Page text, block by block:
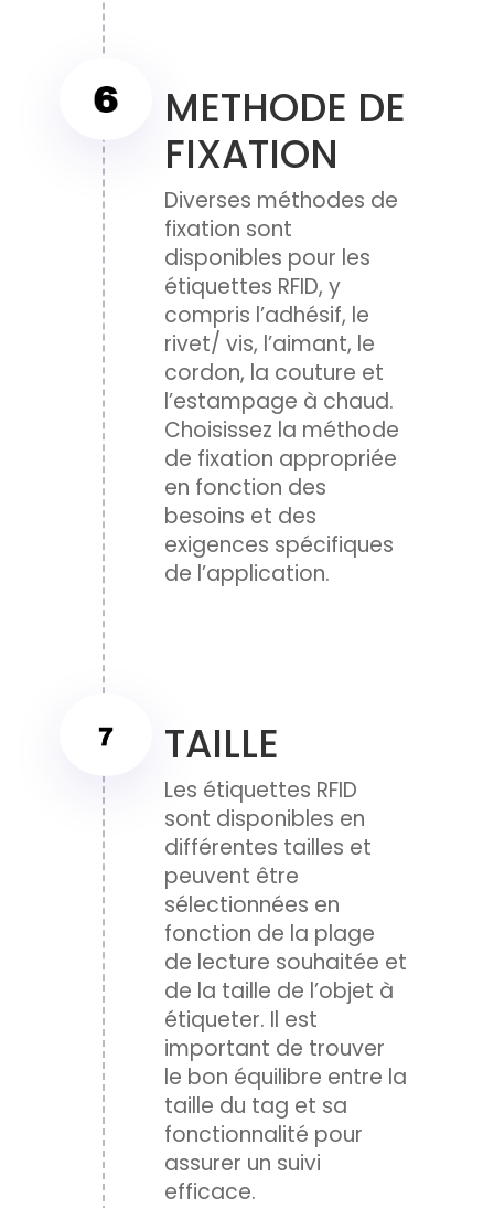
METHODE DE
FIXATION
Diverses méthodes de
fixation sont
disponibles pour les
étiquettes RFID, y
compris l’adhésif, le
rivet/ vis, l’aimant, le
cordon, la couture et
l’estampage à chaud.
Choisissez la méthode
de fixation appropriée
en fonction des
besoins et des
exigences spécifiques
de l’application.
TAILLE
Les étiquettes RFID
sont disponibles en
différentes tailles et
peuvent être
sélectionnées en
fonction de la plage
de lecture souhaitée et
de la taille de l’objet à
étiqueter. Il est
important de trouver
le bon équilibre entre la
taille du tag et sa
fonctionnalité pour
assurer un suivi
efficace.